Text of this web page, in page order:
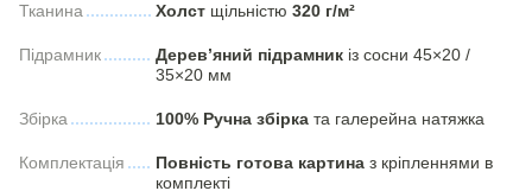
Тканина Холст щільністю 320 г/м²
Підрамник Дерев’яний підрамник із сосни 45×20 /
35×20 мм
Збірка 100% Ручна збірка та галерейна натяжка
Комплектація Повність готова картина з кріпленнями в
комплекті